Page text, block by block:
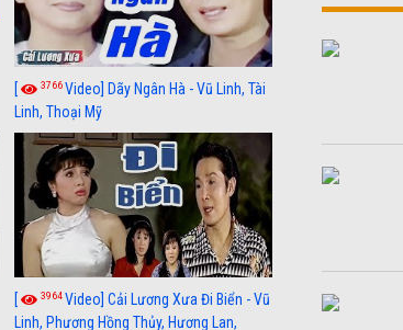
[
3766Video] Dãy Ngân Hà - Vũ Linh, Tài
Linh, Thoại Mỹ
[ 3964Video] Cải Lương Xưa Đi Biển - Vũ
Linh, Phương Hồng Thủy, Hương Lan,